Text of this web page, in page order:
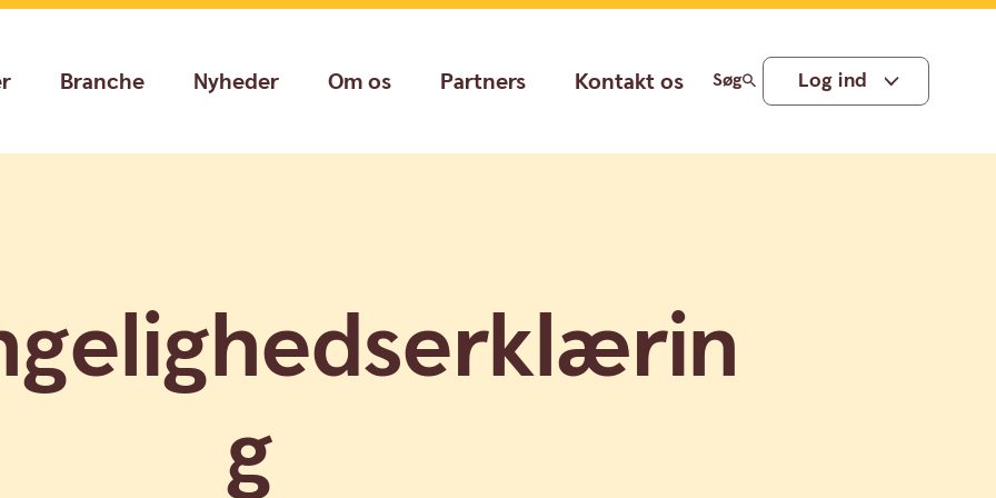
Branche Nyheder Om os Partners Kontakt os Søg Log ind
g